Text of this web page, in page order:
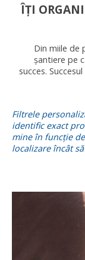
ÎȚI
Din miile de
șantiere pe
succes.
Filtrele
identific exact
mine în funcție
localizare încât